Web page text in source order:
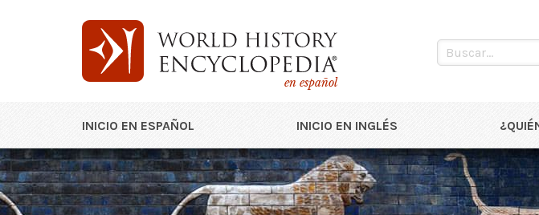
en español
INICIO EN ESPAÑOL INICIO EN INGLÉS